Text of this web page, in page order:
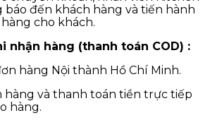
báo đến khách hàng và tiến hành
cho khách.
nhận hàng (thanh toán COD) :
hàng Nội thành Hồ Chí Minh.
hàng và thanh toán tiền trực tiếp
hàng.